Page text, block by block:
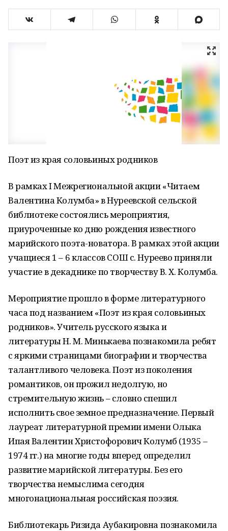
Поэт из края соловьиных родников
В рамках I Межрегиональной акции «Читаем
Валентина Колумба» в Нуреевской сельской
библиотеке состоялись мероприятия,
приуроченные ко дню рождения известного
марийского поэта-новатора. В рамках этой акции
учащиеся 1 – 6 классов СОШ с. Нуреево приняли
участие в декаднике по творчеству В. Х. Колумба.
Мероприятие прошло в форме литературного
часа под названием «Поэт из края соловьиных
родников». Учитель русского языка и
литературы Н. М. Минькаева познакомила ребят
с яркими страницами биографии и творчества
талантливого человека. Поэт из поколения
романтиков, он прожил недолгую, но
стремительную жизнь – словно спешил
исполнить свое земное предназначение. Первый
лауреат литературной премии имени Олыка
Ипая Валентин Христофорович Колумб (1935 –
1974 гг.) на многие годы вперед определил
развитие марийской литературы. Без его
творчества немыслима сегодня
многонациональная российская поэзия.
Библиотекарь Ризида Аубакировна познакомила